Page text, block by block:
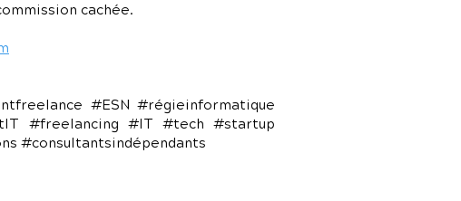
cachée.
#ESN #régieinformatique
#freelancing #IT #tech #startup
#consultantsindépendants